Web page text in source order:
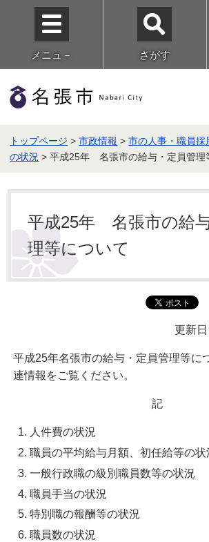
メニュ－ さがす
トップページ >市政情報 >市の人事・職員採
の状況 > 平成25年 名張市の給与・定員管理
平成25年 名張市の給
理等について
更新
平成25年名張市の給与・定員管理等に
連情報をご覧ください。
記
人件費の状況
職員の平均給与月額、初任給等の状
一般行政職の級別職員数等の状況
職員手当の状況
特別職の報酬等の状況
職員数の状況